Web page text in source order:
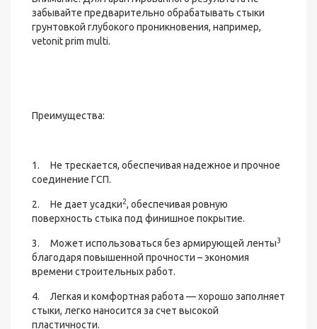
забывайте предварительно обрабатывать стыки
грунтовкой глубокого проникновения, например,
vetonit prim multi.
Преимущества:
1. Не трескается, обеспечивая надежное и прочное
соединение ГСП.
2. Не дает усадки2, обеспечивая ровную
поверхность стыка под финишное покрытие.
3. Может использоваться без армирующей ленты3
благодаря повышенной прочности – экономия
времени строительных работ.
4. Легкая и комфортная работа — хорошо заполняет
стыки, легко наносится за счет высокой
пластичности.